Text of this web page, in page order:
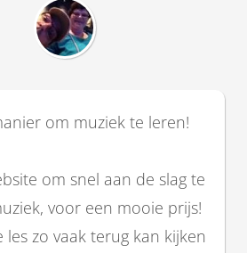
om muziek te leren!
om snel aan de slag te
voor een mooie prijs!
les zo vaak terug kan kijken